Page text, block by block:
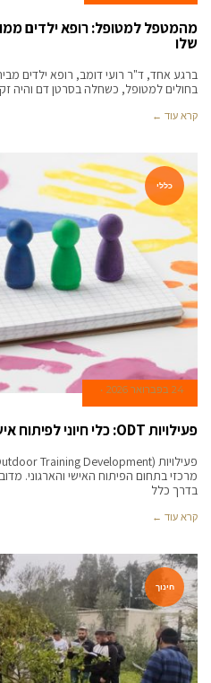
מהמטפל למטופל: רופא ילדים
שלו
ברגע אחד, ד"ר רועי דומב, רופא ילדים
בחולים למטופל, כשחלה בסרטן דם והיה
קרא עוד ←
כללי
24 בפברואר 2026
פעילויות ODT: כלי חיוני לפיתוח אישי וצוותי
מרכזי בתחום הפיתוח האישי והארגוני.
בדרך כלל
קרא עוד ←
חינוך